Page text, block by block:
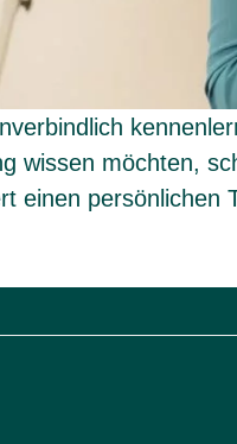
wissen möchten,
einen persönlichen